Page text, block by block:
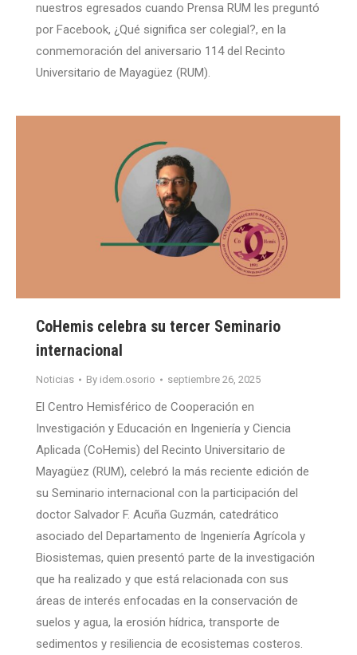
nuestros egresados cuando Prensa RUM les preguntó
por Facebook, ¿Qué significa ser colegial?, en la
conmemoración del aniversario 114 del Recinto
Universitario de Mayagüez (RUM).
CoHemis celebra su tercer Seminario
internacional
Noticias By idem.osorio septiembre 26, 2025
El Centro Hemisférico de Cooperación en
Investigación y Educación en Ingeniería y Ciencia
Aplicada (CoHemis) del Recinto Universitario de
Mayagüez (RUM), celebró la más reciente edición de
su Seminario internacional con la participación del
doctor Salvador F. Acuña Guzmán, catedrático
asociado del Departamento de Ingeniería Agrícola y
Biosistemas, quien presentó parte de la investigación
que ha realizado y que está relacionada con sus
áreas de interés enfocadas en la conservación de
suelos y agua, la erosión hídrica, transporte de
sedimentos y resiliencia de ecosistemas costeros.